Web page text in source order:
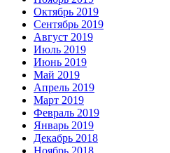
Октябрь 2019
Сентябрь 2019
Август 2019
Июль 2019
Июнь 2019
Май 2019
Апрель 2019
Март 2019
Февраль 2019
Январь 2019
Декабрь 2018
Ноябрь 2018